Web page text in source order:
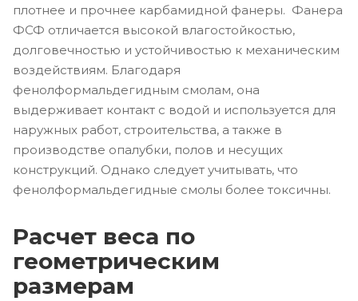
плотнее и прочнее карбамидной фанеры. Фанера
ФСФ отличается высокой влагостойкостью,
долговечностью и устойчивостью к механическим
воздействиям. Благодаря
фенолформальдегидным смолам, она
выдерживает контакт с водой и используется для
наружных работ, строительства, а также в
производстве опалубки, полов и несущих
конструкций. Однако следует учитывать, что
фенолформальдегидные смолы более токсичны.
Расчет веса по
геометрическим
размерам